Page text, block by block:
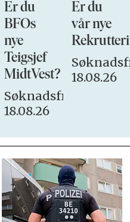
Er du
BFOs
nye
Teigsjef
MidtVest?
Søknadsfrist:
18.08.26
Er du
vår nye
18.08.26